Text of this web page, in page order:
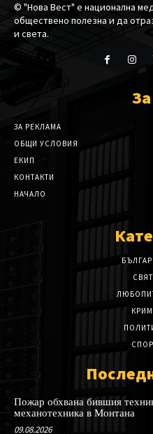
© "Нова Вест" е национална
обществено полезна и да
и света.
ЗА РЕКЛАМА
ОБЩИ УСЛОВИЯ
ЕКИП
КОНТАКТИ
НАЧАЛО
СВЯТ
Пожар обхвана бившия
механотехника в Монтана
09.08.2026